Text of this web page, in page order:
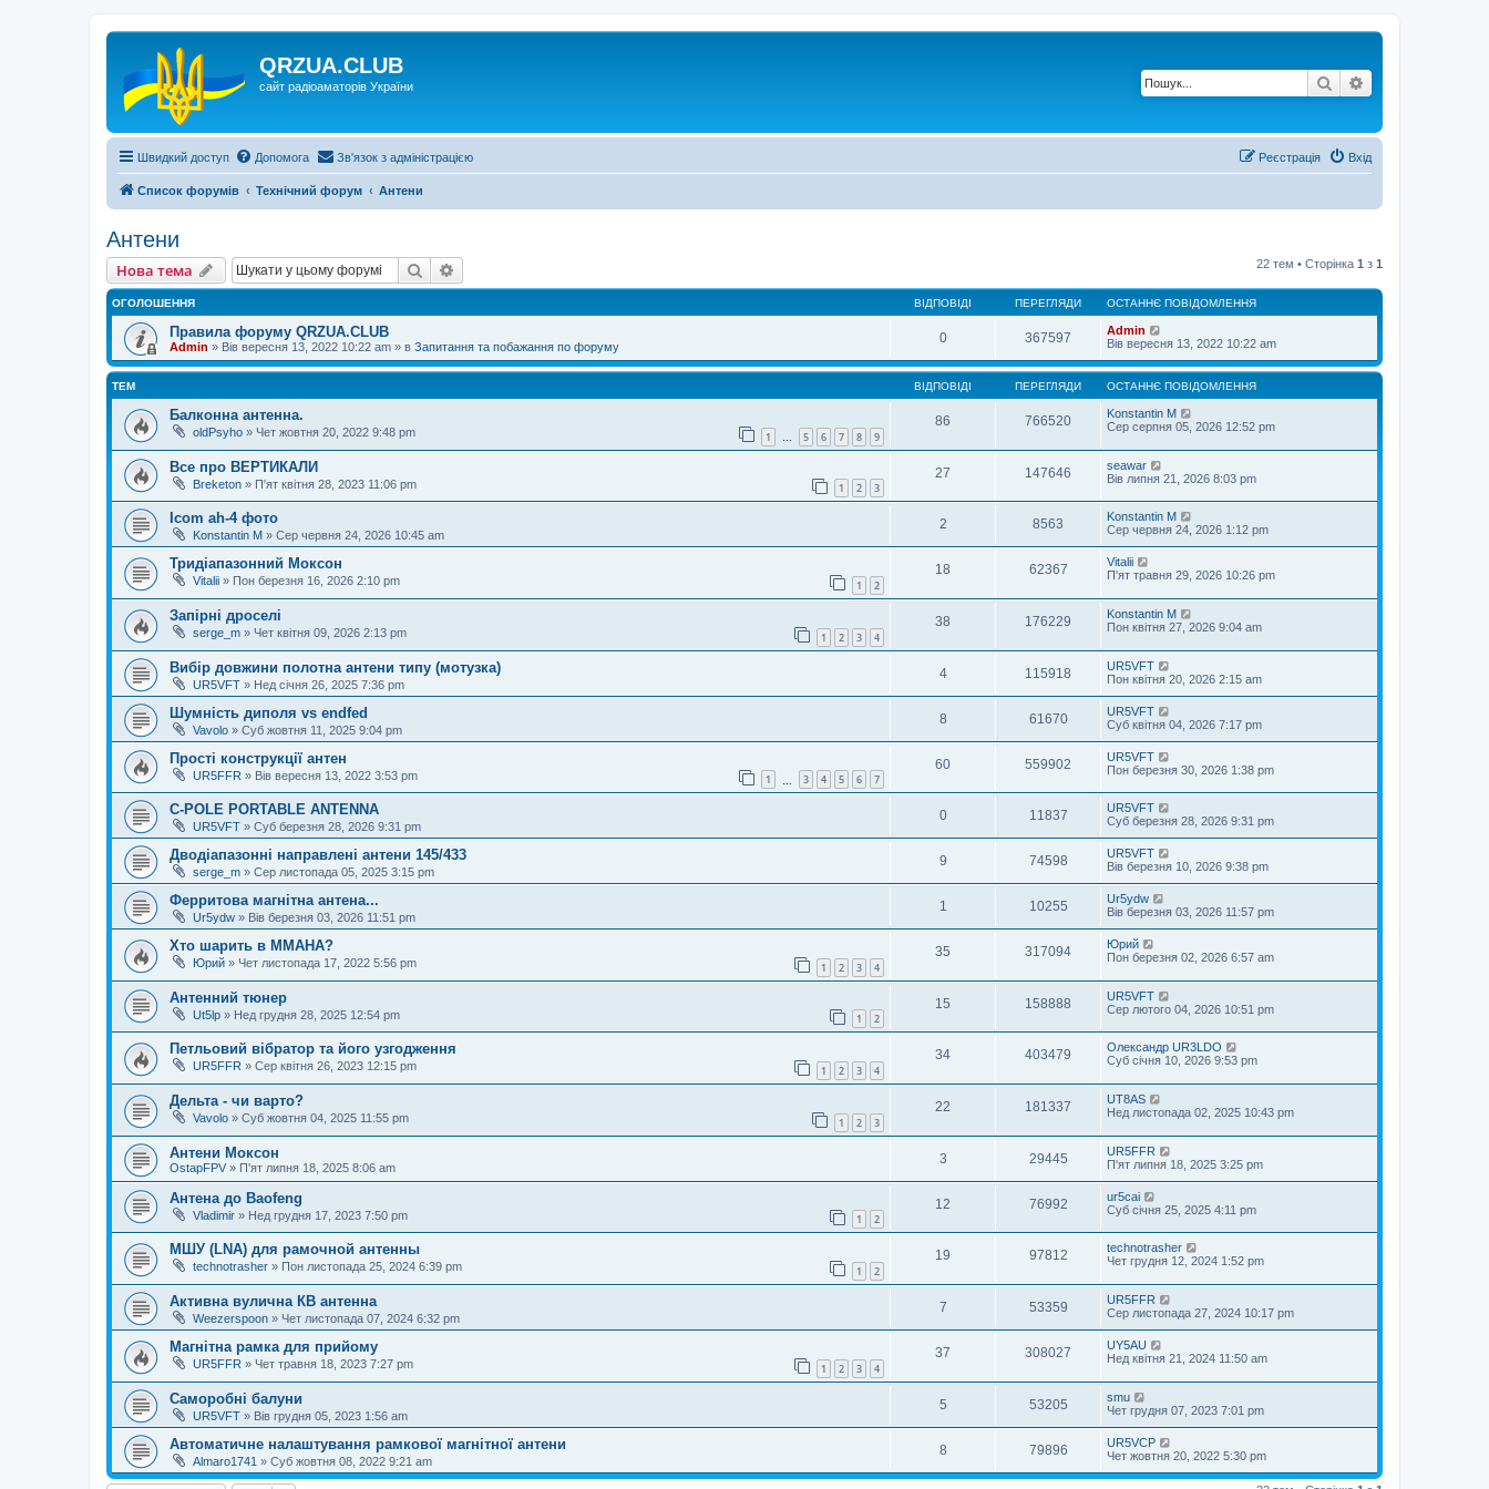
QRZUA.CLUB
сайт радіоаматорів України Пошук
Швидкий доступ Допомога Зв'язок з адміністрацією Вхід
Реєстрація
Список форумів Технічний форум Антени
Антени
Нова тема Пошук 22 тем • Сторінка 1 з 1
ОГОЛОШЕННЯ ВІДПОВІДІ ПЕРЕГЛЯДИ ОСТАННЄ ПОВІДОМЛЕННЯ
Правила форуму QRZUA.CLUB
Admin » Вів вересня 13, 2022 10:22 am » в Запитання та побажання по форуму
0 367597
Admin
Вів вересня 13, 2022 10:22 am
ТЕМ ВІДПОВІДІ ПЕРЕГЛЯДИ ОСТАННЄ ПОВІДОМЛЕННЯ
Балконна антенна.
oldPsyho » Чет жовтня 20, 2022 9:48 pm 1 … 5 6 7 8 9
86 766520
Konstantin M
Сер серпня 05, 2026 12:52 pm
Все про ВЕРТИКАЛИ
Breketon » П'ят квітня 28, 2023 11:06 pm 1 2 3
27 147646
seawar
Вів липня 21, 2026 8:03 pm
Icom ah-4 фото
Konstantin M » Сер червня 24, 2026 10:45 am
2 8563
Konstantin M
Сер червня 24, 2026 1:12 pm
Тридіапазонний Моксон
Vitalii » Пон березня 16, 2026 2:10 pm 1 2
18 62367
Vitalii
П'ят травня 29, 2026 10:26 pm
Запірні дроселі
serge_m » Чет квітня 09, 2026 2:13 pm 1 2 3 4
38 176229
Konstantin M
Пон квітня 27, 2026 9:04 am
Вибір довжини полотна антени типу (мотузка)
UR5VFT » Нед січня 26, 2025 7:36 pm
4 115918
UR5VFT
Пон квітня 20, 2026 2:15 am
Шумність диполя vs endfed
Vavolo » Суб жовтня 11, 2025 9:04 pm
8 61670
UR5VFT
Суб квітня 04, 2026 7:17 pm
Прості конструкції антен
UR5FFR » Вів вересня 13, 2022 3:53 pm 1 3 4 5 6 7
60 559902
UR5VFT
Пон березня 30, 2026 1:38 pm
C-POLE PORTABLE ANTENNA
UR5VFT » Суб березня 28, 2026 9:31 pm
0 11837
UR5VFT
Суб березня 28, 2026 9:31 pm
Дводіапазонні направлені антени 145/433
serge_m » Сер листопада 05, 2025 3:15 pm
9 74598
UR5VFT
Вів березня 10, 2026 9:38 pm
Ферритова магнітна антена...
Ur5ydw » Вів березня 03, 2026 11:51 pm
1 10255
Ur5ydw
Вів березня 03, 2026 11:57 pm
Хто шарить в ММАНА?
Юрий » Чет листопада 17, 2022 5:56 pm 1 2 3 4
35 317094
Юрий
Пон березня 02, 2026 6:57 am
Антенний тюнер
Ut5lp » Нед грудня 28, 2025 12:54 pm 1 2
15 158888
UR5VFT
Сер лютого 04, 2026 10:51 pm
Петльовий вібратор та його узгодження
UR5FFR » Сер квітня 26, 2023 12:15 pm 1 2 3 4
34 403479
Oлександр UR3LDO
Суб січня 10, 2026 9:53 pm
Дельта - чи варто?
Vavolo » Суб жовтня 04, 2025 11:55 pm 1 2 3
22 181337
UT8AS
Нед листопада 02, 2025 10:43 pm
Антени Моксон
OstapFPV » П'ят липня 18, 2025 8:06 am
3 29445
UR5FFR
П'ят липня 18, 2025 3:25 pm
Антена до Baofeng
Vladimir » Нед грудня 17, 2023 7:50 pm 1 2
12 76992
ur5cai
Суб січня 25, 2025 4:11 pm
МШУ (LNA) для рамочной антенны
technotrasher » Пон листопада 25, 2024 6:39 pm 1 2
19 97812
technotrasher
Чет грудня 12, 2024 1:52 pm
Активна вулична КВ антенна
Weezerspoon » Чет листопада 07, 2024 6:32 pm
7 53359
UR5FFR
Сер листопада 27, 2024 10:17 pm
Магнітна рамка для прийому
UR5FFR » Чет травня 18, 2023 7:27 pm 1 2 3 4
37 308027
UY5AU
Нед квітня 21, 2024 11:50 am
Саморобні балуни
UR5VFT » Вів грудня 05, 2023 1:56 am
5 53205
smu
Чет грудня 07, 2023 7:01 pm
Автоматичне налаштування рамкової магнітної антени
Almaro1741 » Суб жовтня 08, 2022 9:21 am
8 79896
UR5VCP
Чет жовтня 20, 2022 5:30 pm